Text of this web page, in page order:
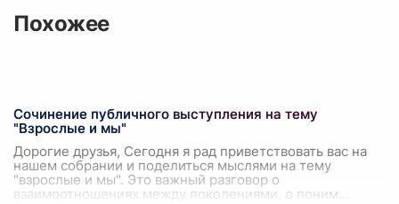
Похожее
Сочинение публичного выступления на тему
"Взрослые и мы"
Дорогие друзья, Сегодня я рад приветствовать вас на
нашем собрании и поделиться мыслями на тему
"взрослые и мы". Это важный разговор о
взаимоотношениях между поколениями, о поним